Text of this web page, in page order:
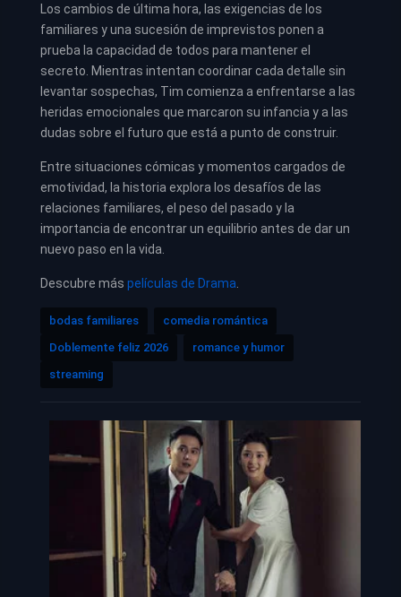
Los cambios de última hora, las exigencias de los
familiares y una sucesión de imprevistos ponen a
prueba la capacidad de todos para mantener el
secreto. Mientras intentan coordinar cada detalle sin
levantar sospechas, Tim comienza a enfrentarse a las
heridas emocionales que marcaron su infancia y a las
dudas sobre el futuro que está a punto de construir.
Entre situaciones cómicas y momentos cargados de
emotividad, la historia explora los desafíos de las
relaciones familiares, el peso del pasado y la
importancia de encontrar un equilibrio antes de dar un
nuevo paso en la vida.
Descubre más películas de Drama
bodas familiares
comedia romántica
Doblemente feliz 2026
romance y humor
streaming